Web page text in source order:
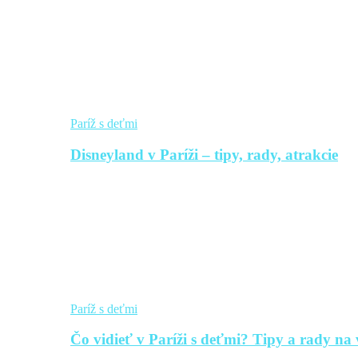
Paríž s deťmi
Disneyland v Paríži – tipy, rady, atrakcie
Paríž s deťmi
Čo vidieť v Paríži s deťmi? Tipy a rady na